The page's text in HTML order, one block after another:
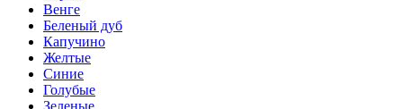
Венге
Беленый дуб
Капучино
Желтые
Синие
Голубые
Зеленые